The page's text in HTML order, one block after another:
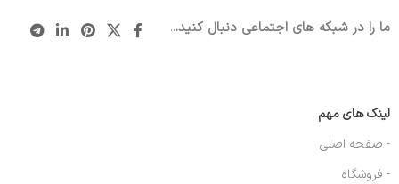
ما را در شبکه های اجتماعی دنبال کنید...
لینک های مهم
- صفحه اصلی
- فروشگاه